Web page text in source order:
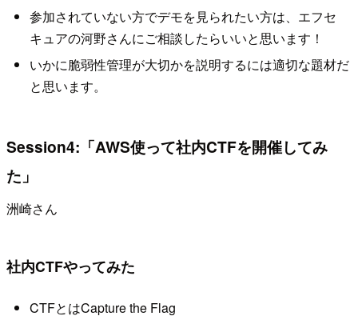
参加されていない方でデモを見られたい方は、エフセ
キュアの河野さんにご相談したらいいと思います！
いかに脆弱性管理が大切かを説明するには適切な題材だ
と思います。
Session4:「AWS使って社内CTFを開催してみ
た」
洲崎さん
社内CTFやってみた
CTFとはCapture the Flag